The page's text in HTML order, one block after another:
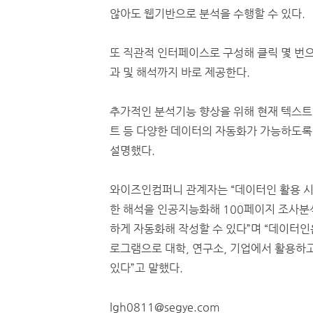
않아도 웹기반으로 분석을 수행할 수 있다.
또 직관적 인터페이스로 구성해 클릭 몇 번
과 및 해석까지 바로 제공한다.
추가적인 분석기능 향상을 위해 현재 텍스
트 등 다양한 데이터의 자동화가 가능하도
설명했다.
와이즈인컴퍼니 관계자는 “데이터인 활용
한 해석을 인공지능화해 100페이지 조사
하게 자동화해 작성할 수 있다”며 “데이터
로그램으로 대학, 연구소, 기업에서 활용하
있다”고 말했다.
lgh0811@segye.com